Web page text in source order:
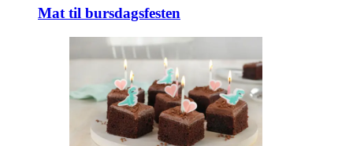
Mat til bursdagsfesten